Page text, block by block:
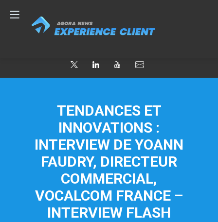
TENDANCES ET
INNOVATIONS :
INTERVIEW DE YOANN
FAUDRY, DIRECTEUR
COMMERCIAL,
VOCALCOM FRANCE –
INTERVIEW FLASH